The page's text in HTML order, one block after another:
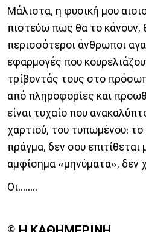
Μάλιστα, η φυσική μου
πιστεύω πως θα το κάνουν,
περισσότεροι άνθρωποι
εφαρμογές που
τρίβοντάς τους στο
από πληροφορίες και
είναι τυχαίο που
χαρτιού, του τυπωμένου:
πράγμα, δεν σου
αμφίσημα «μηνύματα», δεν
Οι........